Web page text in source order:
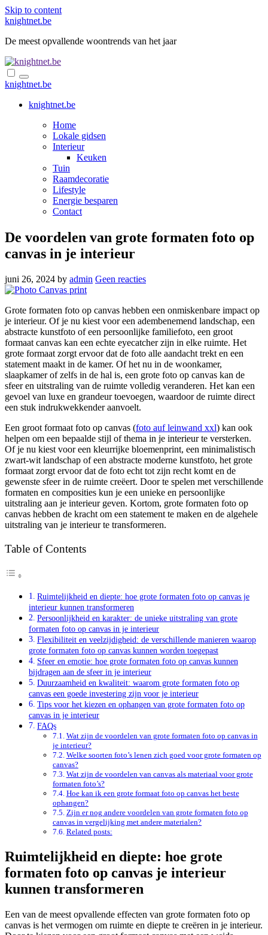
Skip to content
knightnet.be
De meest opvallende woontrends van het jaar
knightnet.be
knightnet.be
Home
Lokale gidsen
Interieur
Keuken
Tuin
Raamdecoratie
Lifestyle
Energie besparen
Contact
De voordelen van grote formaten foto op
canvas in je interieur
juni 26, 2024 by admin Geen reacties
Grote formaten foto op canvas hebben een onmiskenbare impact op
je interieur. Of je nu kiest voor een adembenemend landschap, een
abstracte kunstfoto of een persoonlijke familiefoto, een groot
formaat canvas kan een echte eyecatcher zijn in elke ruimte. Het
grote formaat zorgt ervoor dat de foto alle aandacht trekt en een
statement maakt in de kamer. Of het nu in de woonkamer,
slaapkamer of zelfs in de hal is, een grote foto op canvas kan de
sfeer en uitstraling van de ruimte volledig veranderen. Het kan een
gevoel van luxe en grandeur toevoegen, waardoor de ruimte direct
een stuk indrukwekkender aanvoelt.
Een groot formaat foto op canvas (foto auf leinwand xxl) kan ook
helpen om een bepaalde stijl of thema in je interieur te versterken.
Of je nu kiest voor een kleurrijke bloemenprint, een minimalistisch
zwart-wit landschap of een abstracte moderne kunstfoto, het grote
formaat zorgt ervoor dat de foto echt tot zijn recht komt en de
gewenste sfeer in de ruimte creëert. Door te spelen met verschillende
formaten en composities kun je een unieke en persoonlijke
uitstraling aan je interieur geven. Kortom, grote formaten foto op
canvas hebben de kracht om een statement te maken en de algehele
uitstraling van je interieur te transformeren.
Table of Contents
Ruimtelijkheid en diepte: hoe grote formaten foto op canvas je
interieur kunnen transformeren
Persoonlijkheid en karakter: de unieke uitstraling van grote
formaten foto op canvas in je interieur
Flexibiliteit en veelzijdigheid: de verschillende manieren waarop
grote formaten foto op canvas kunnen worden toegepast
Sfeer en emotie: hoe grote formaten foto op canvas kunnen
bijdragen aan de sfeer in je interieur
Duurzaamheid en kwaliteit: waarom grote formaten foto op
canvas een goede investering zijn voor je interieur
Tips voor het kiezen en ophangen van grote formaten foto op
canvas in je interieur
FAQs
Wat zijn de voordelen van grote formaten foto op canvas in
je interieur?
Welke soorten foto’s lenen zich goed voor grote formaten op
canvas?
Wat zijn de voordelen van canvas als materiaal voor grote
formaten foto’s?
Hoe kan ik een grote formaat foto op canvas het beste
ophangen?
Zijn er nog andere voordelen van grote formaten foto op
canvas in vergelijking met andere materialen?
Related posts:
Ruimtelijkheid en diepte: hoe grote
formaten foto op canvas je interieur
kunnen transformeren
Een van de meest opvallende effecten van grote formaten foto op
canvas is het vermogen om ruimte en diepte te creëren in je interieur.